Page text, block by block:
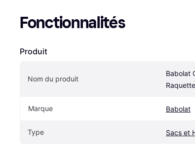
Fonctionnalités
Produit
Nom du produit
Babolat
Marque Babolat
Type Sacs et